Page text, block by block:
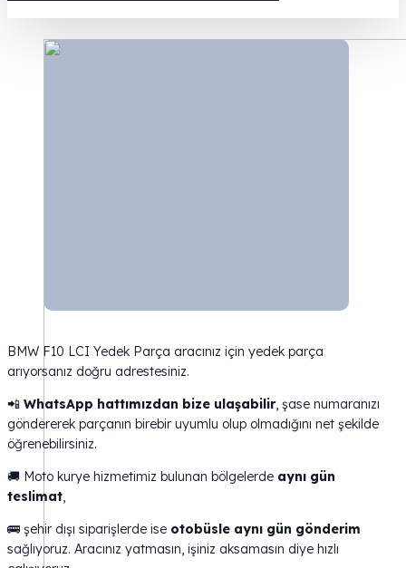
BMW F10 LCI Yedek Parça aracınız için yedek parça
arıyorsanız doğru adrestesiniz.
📲 WhatsApp hattımızdan bize ulaşabilir, şase numaranızı
göndererek parçanın birebir uyumlu olup olmadığını net şekilde
öğrenebilirsiniz.
🚚 Moto kurye hizmetimiz bulunan bölgelerde aynı gün
teslimat,
🚌 şehir dışı siparişlerde ise otobüsle aynı gün gönderim
sağlıyoruz. Aracınız yatmasın, işiniz aksamasın diye hızlı